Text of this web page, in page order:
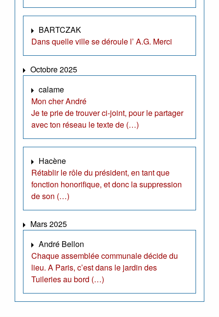
BARTCZAK
Dans quelle ville se déroule l’ A.G. Merci
Octobre 2025
calame
Mon cher André
Je te prie de trouver ci-joint, pour le partager
avec ton réseau le texte de (…)
Hacène
Rétablir le rôle du président, en tant que
fonction honorifique, et donc la suppression
de son (…)
Mars 2025
André Bellon
Chaque assemblée communale décide du
lieu. A Paris, c’est dans le jardin des
Tuileries au bord (…)